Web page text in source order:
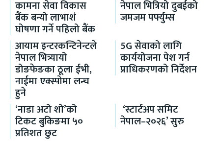
कामना सेवा विकास
बैंक बन्यो लाभाशं
घोषणा गर्ने पहिलो बैंक
नेपाल भित्रियो दुबईको
जमजम पर्फ्युम्स
आयाम इन्टरकन्टिनेन्टले
नेपाल भित्र्यायो
डोङफेङका ठूला ईभी,
नाईमा एक्स्पोमा लन्च
हुने
5G सेवाको लागि
कार्ययोजना पेश गर्न
प्राधिकरणको निर्देशन
‘नाडा अटो शो’को
टिकट बुकिङमा ५०
प्रतिशत छुट
‘स्टार्टअप समिट
नेपाल–२०२६’ सुरु